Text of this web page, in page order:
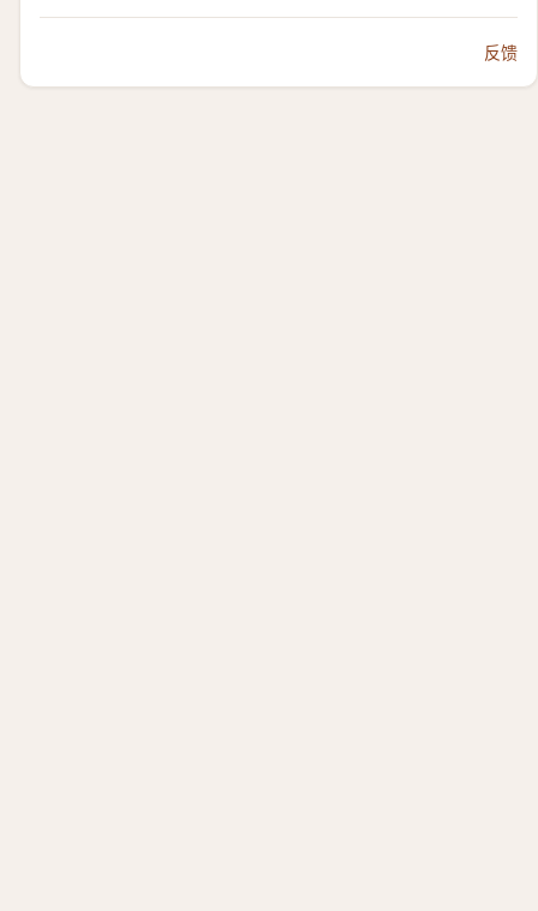
反馈